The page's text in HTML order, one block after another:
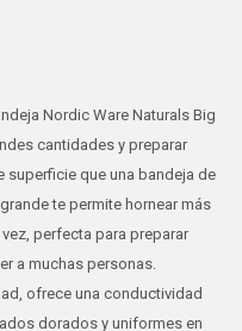
Nordic Ware Naturals Big
cantidades y preparar
superficie que una bandeja de
te permite hornear más
perfecta para preparar
a muchas personas.
ofrece una conductividad
dorados y uniformes en